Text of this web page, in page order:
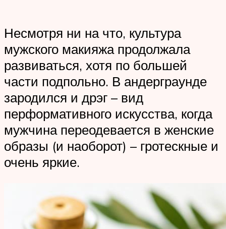
Несмотря ни на что, культура
мужского макияжа продолжала
развиваться, хотя по большей
части подпольно. В андерграунде
зародился и дрэг – вид
перформативного искусства, когда
мужчина переодевается в женские
образы (и наоборот) – гротескные и
очень яркие.